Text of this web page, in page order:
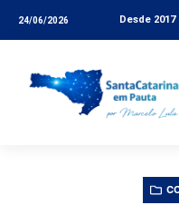
24/06/2026 Desde